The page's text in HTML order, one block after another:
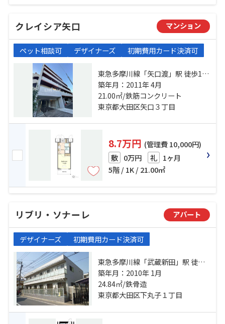
クレイシア矢口 マンション
ペット相談可 デザイナーズ 初期費用カード決済可
東急多摩川線「矢口渡」駅 徒歩11
分 東急池上線「蓮沼」駅 徒歩20分
東急多摩川線「下丸子」駅 徒歩20
分
築年月：2011年 4月
21.00㎡/鉄筋コンクリート
東京都大田区矢口３丁目
8.7万円 (管理費 10,000円)
敷 0万円 礼 1ヶ月
5階 / 1K / 21.00㎡
リブリ・ソナーレ アパート
デザイナーズ 初期費用カード決済可
東急多摩川線「武蔵新田」駅 徒歩5
分 東急多摩川線「下丸子」駅 徒歩6
分 東急池上線「千鳥町」駅 徒歩10
分
築年月：2010年 1月
24.84㎡/鉄骨造
東京都大田区下丸子１丁目